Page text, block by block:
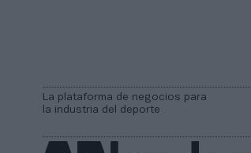
La plataforma de negocios para
la industria del deporte